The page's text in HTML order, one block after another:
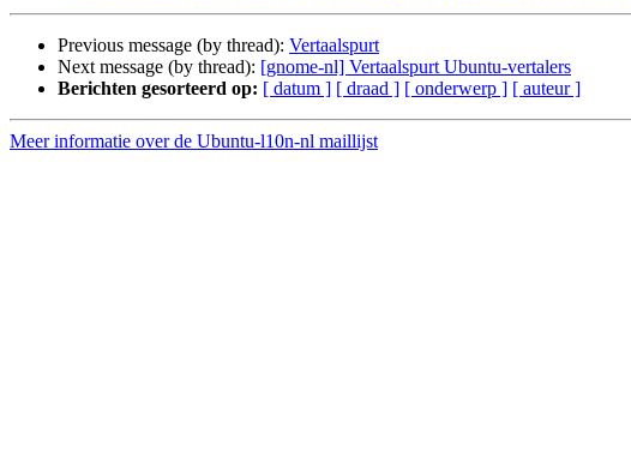
Previous message (by thread): Vertaalspurt
Next message (by thread): [gnome-nl] Vertaalspurt Ubuntu-vertalers
Berichten gesorteerd op: [ datum ] [ draad ] [ onderwerp ] [ auteur ]
Meer informatie over de Ubuntu-l10n-nl maillijst